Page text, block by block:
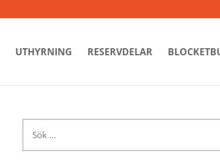
UTHYRNING RESERVDELAR
efter: